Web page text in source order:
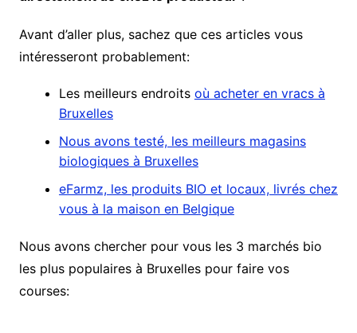
Avant d’aller plus, sachez que ces articles vous
intéresseront probablement:
Les meilleurs endroits où acheter en vracs à
Bruxelles
Nous avons testé, les meilleurs magasins
biologiques à Bruxelles
eFarmz, les produits BIO et locaux, livrés chez
vous à la maison en Belgique
Nous avons chercher pour vous les 3 marchés bio
les plus populaires à Bruxelles pour faire vos
courses: